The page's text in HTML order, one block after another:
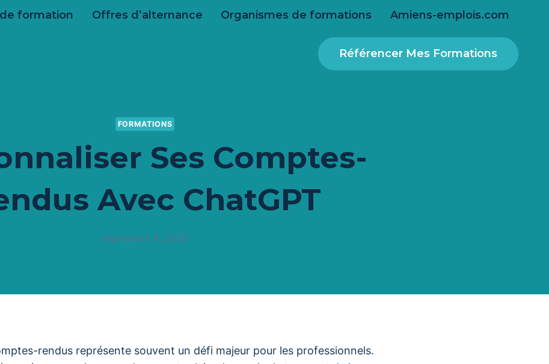
formation Offres d’alternance Organismes de formations Amiens-emplois.com
Référencer Mes Formations
FORMATIONS
Ses Comptes-
Avec ChatGPT
septembre 9, 2025
rendus représente souvent un défi majeur pour les professionnels.